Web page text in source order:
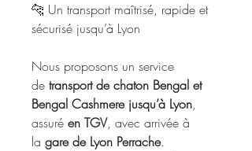
🐆 Un transport maîtrisé, rapide et
sécurisé jusqu’à Lyon
Nous proposons un service
de transport de chaton Bengal et
Bengal Cashmere jusqu’à Lyon,
assuré en TGV, avec arrivée à
la gare de Lyon Perrache.